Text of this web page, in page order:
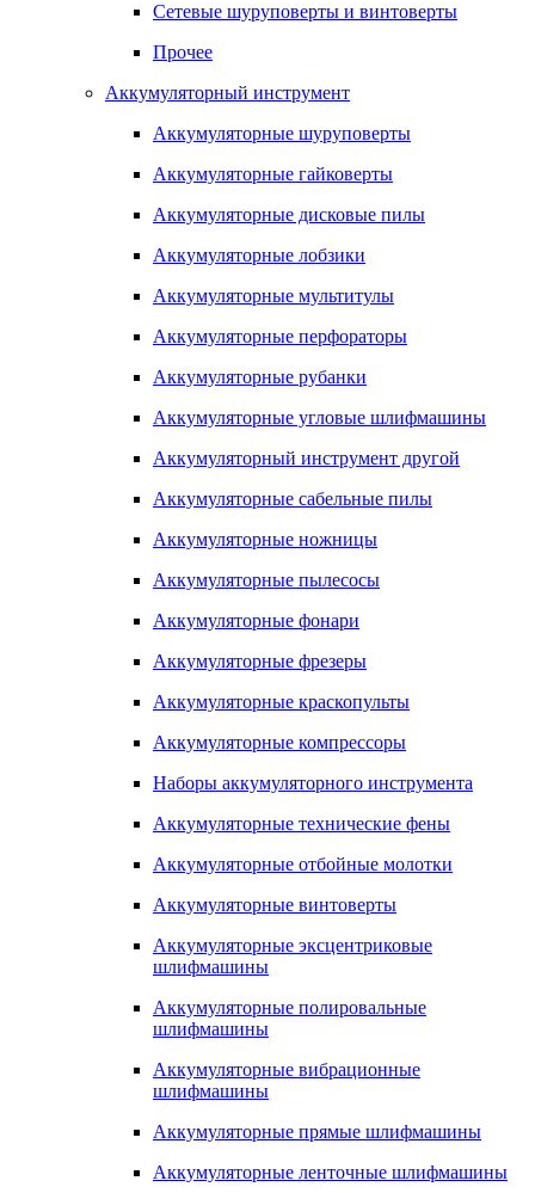
Сетевые шуруповерты и винтоверты
Прочее
Аккумуляторный инструмент
Аккумуляторные шуруповерты
Аккумуляторные гайковерты
Аккумуляторные дисковые пилы
Аккумуляторные лобзики
Аккумуляторные мультитулы
Аккумуляторные перфораторы
Аккумуляторные рубанки
Аккумуляторные угловые шлифмашины
Аккумуляторный инструмент другой
Аккумуляторные сабельные пилы
Аккумуляторные ножницы
Аккумуляторные пылесосы
Аккумуляторные фонари
Аккумуляторные фрезеры
Аккумуляторные краскопульты
Аккумуляторные компрессоры
Наборы аккумуляторного инструмента
Аккумуляторные технические фены
Аккумуляторные отбойные молотки
Аккумуляторные винтоверты
Аккумуляторные эксцентриковые
шлифмашины
Аккумуляторные полировальные
шлифмашины
Аккумуляторные вибрационные
шлифмашины
Аккумуляторные прямые шлифмашины
Аккумуляторные ленточные шлифмашины